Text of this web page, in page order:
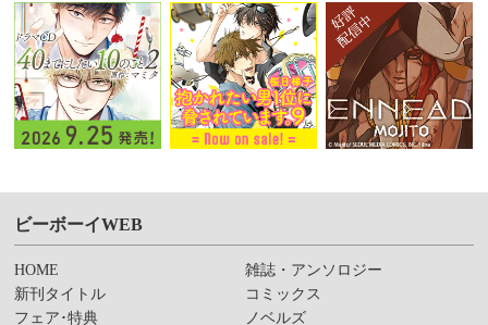
ビーボーイWEB
HOME
新刊タイトル
フェア･特典
雑誌・アンソロジー
コミックス
ノベルズ